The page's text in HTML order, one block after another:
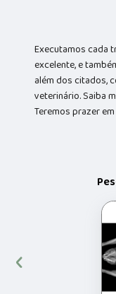
Executamos cada
excelente, e
além dos citados,
veterinário. Saiba
Teremos prazer
‹